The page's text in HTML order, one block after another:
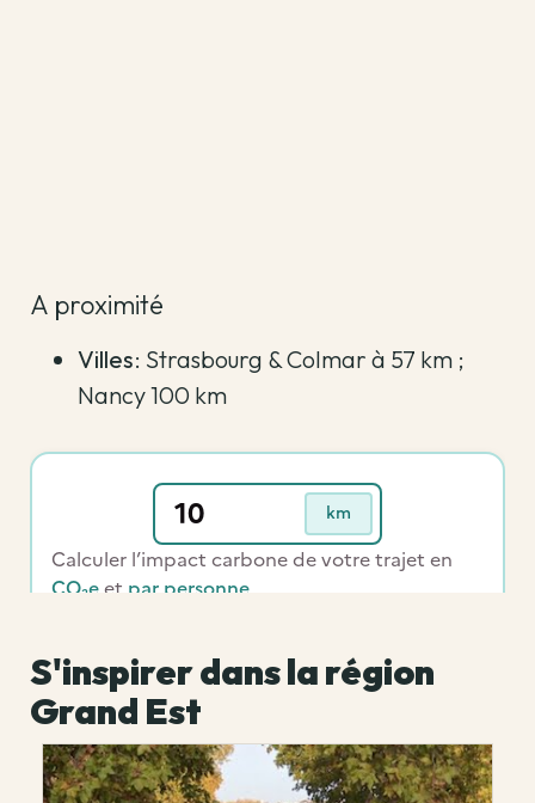
A proximité
Villes: Strasbourg & Colmar à 57 km ;
Nancy 100 km
S'inspirer dans la région
Grand Est